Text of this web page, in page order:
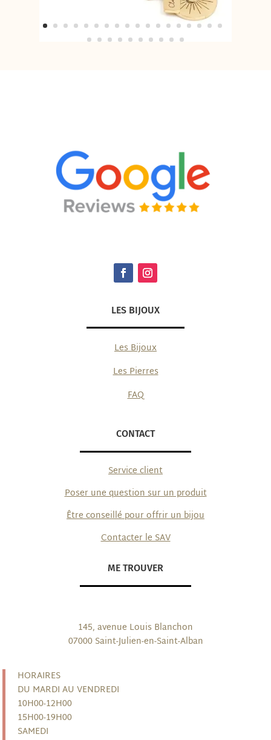
LES BIJOUX
Les Bijoux
Les Pierres
FAQ
CONTACT
Service client
Poser une question sur un produit
Être conseillé pour offrir un bijou
Contacter le SAV
ME TROUVER
145, avenue Louis Blanchon
07000 Saint-Julien-en-Saint-Alban
HORAIRES
DU MARDI AU VENDREDI
10H00-12H00
15H00-19H00
SAMEDI